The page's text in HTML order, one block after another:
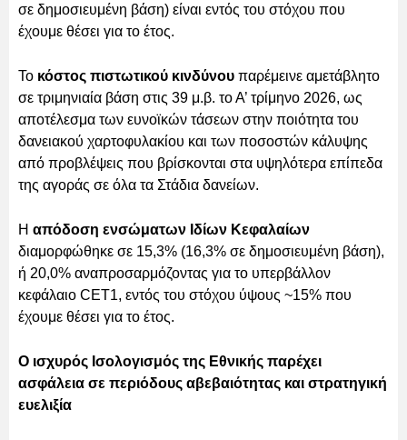
σε δημοσιευμένη βάση) είναι εντός του στόχου που
έχουμε θέσει για το έτος.
Το κόστος πιστωτικού κινδύνου παρέμεινε αμετάβλητο
σε τριμηνιαία βάση στις 39 μ.β. το Α’ τρίμηνο 2026, ως
αποτέλεσμα των ευνοϊκών τάσεων στην ποιότητα του
δανειακού χαρτοφυλακίου και των ποσοστών κάλυψης
από προβλέψεις που βρίσκονται στα υψηλότερα επίπεδα
της αγοράς σε όλα τα Στάδια δανείων.
Η απόδοση ενσώματων Ιδίων Κεφαλαίων
διαμορφώθηκε σε 15,3% (16,3% σε δημοσιευμένη βάση),
ή 20,0% αναπροσαρμόζοντας για το υπερβάλλον
κεφάλαιο CET1, εντός του στόχου ύψους ~15% που
έχουμε θέσει για το έτος.
Ο ισχυρός Ισολογισμός της Εθνικής παρέχει
ασφάλεια σε περιόδους αβεβαιότητας και στρατηγική
ευελιξία